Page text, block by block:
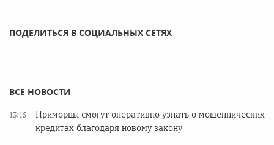
ПОДЕЛИТЬСЯ В СОЦИАЛЬНЫХ СЕТЯХ
ВСЕ НОВОСТИ
13:15
Приморцы смогут оперативно узнать о мошеннических
кредитах благодаря новому закону